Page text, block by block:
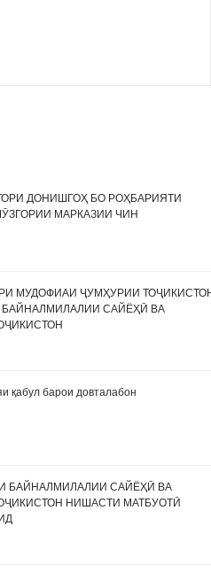
ДОНИШГОҲ БО РОҲБАРИЯТИ
МАРКАЗИИ ЧИН
МУДОФИАИ ҶУМҲУРИИ
САЙЁҲӢ ВА
қабул барои довталабон
БАЙНАЛМИЛАЛИИ САЙЁҲӢ ВА
НИШАСТИ МАТБУОТӢ